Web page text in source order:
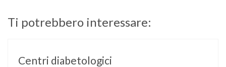
Ti potrebbero interessare:
Centri diabetologici